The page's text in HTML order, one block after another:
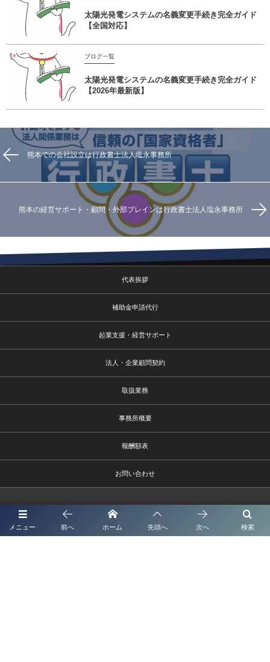
太陽光発電システムの名義変更手続き完全ガイド
【全国対応】
ブログ一覧
太陽光発電システムの名義変更手続き完全ガイド
【2026年最新版】
熊本での会社設立は行政書士法人塩永事務所
熊本の経営サポート・顧問・外部ブレインは行政書士法人塩永事務所
メニュー 検索
前へ ホーム 先頭へ 次へ
代表挨拶
補助金申請代行
起業支援・経営サポート
法人・企業顧問契約
取扱業務
事務所概要
報酬額表
お問い合わせ